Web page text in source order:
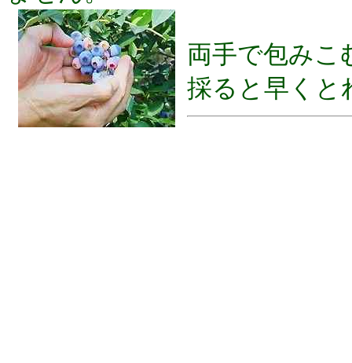
両手で包みこ
採ると早くと